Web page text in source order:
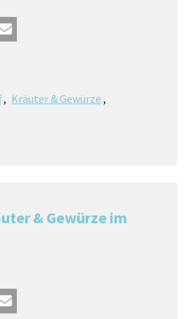
Kräuter & Gewürze
& Gewürze im